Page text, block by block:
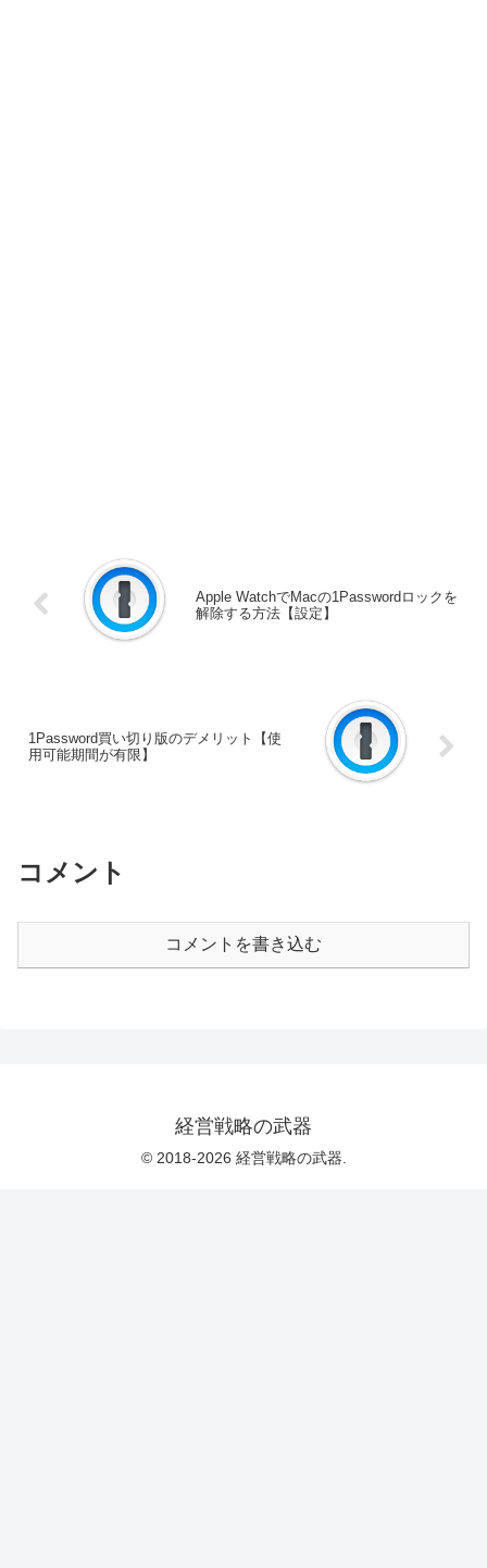
Apple WatchでMacの1Passwordロックを
解除する方法【設定】
1Password買い切り版のデメリット【使
用可能期間が有限】
コメント
コメントを書き込む
経営戦略の武器
© 2018-2026 経営戦略の武器.